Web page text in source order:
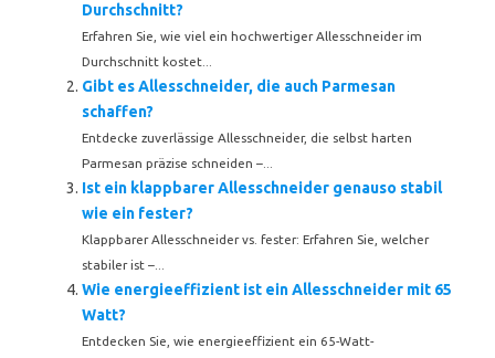
Durchschnitt?
Erfahren Sie, wie viel ein hochwertiger Allesschneider im
Durchschnitt kostet...
Gibt es Allesschneider, die auch Parmesan
schaffen?
Entdecke zuverlässige Allesschneider, die selbst harten
Parmesan präzise schneiden –...
Ist ein klappbarer Allesschneider genauso stabil
wie ein fester?
Klappbarer Allesschneider vs. fester: Erfahren Sie, welcher
stabiler ist –...
Wie energieeffizient ist ein Allesschneider mit 65
Watt?
Entdecken Sie, wie energieeffizient ein 65-Watt-